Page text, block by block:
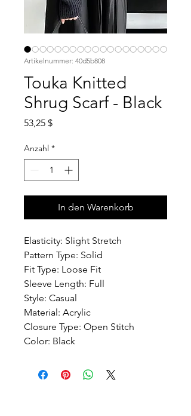
Artikelnummer: 40d5b808
Touka Knitted
Shrug Scarf - Black
53,25 $Preis
Anzahl *
In den Warenkorb
Elasticity: Slight Stretch
Pattern Type: Solid
Fit Type: Loose Fit
Sleeve Length: Full
Style: Casual
Material: Acrylic
Closure Type: Open Stitch
Color: Black